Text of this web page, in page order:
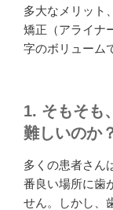
多大なメリット
矯正（アライナ
字のボリューム
1. そもそも
難しいのか
多くの患者さん
番良い場所に歯
せん。しかし、